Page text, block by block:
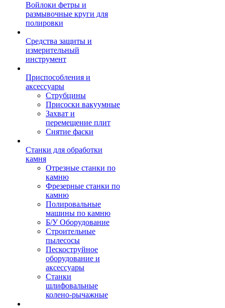
Войлоки фетры и
размывочные круги для
полировки
Средства защиты и
измерительный
инструмент
Приспособления и
аксессуары
Струбцины
Присоски вакуумные
Захват и
перемещение плит
Снятие фаски
Станки для обработки
камня
Отрезные станки по
камню
Фрезерные станки по
камню
Полировальные
машины по камню
Б/У Оборудование
Строительные
пылесосы
Пескоструйное
оборудование и
аксессуары
Станки
шлифовальные
колено-рычажные